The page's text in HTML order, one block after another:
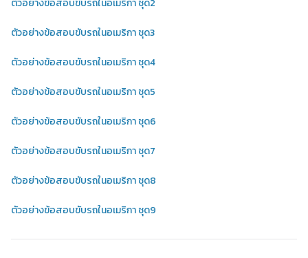
ตัวอย่างข้อสอบขับรถในอเมริกา ชุด2
ตัวอย่างข้อสอบขับรถในอเมริกา ชุด3
ตัวอย่างข้อสอบขับรถในอเมริกา ชุด4
ตัวอย่างข้อสอบขับรถในอเมริกา ชุด5
ตัวอย่างข้อสอบขับรถในอเมริกา ชุด6
ตัวอย่างข้อสอบขับรถในอเมริกา ชุด7
ตัวอย่างข้อสอบขับรถในอเมริกา ชุด8
ตัวอย่างข้อสอบขับรถในอเมริกา ชุด9